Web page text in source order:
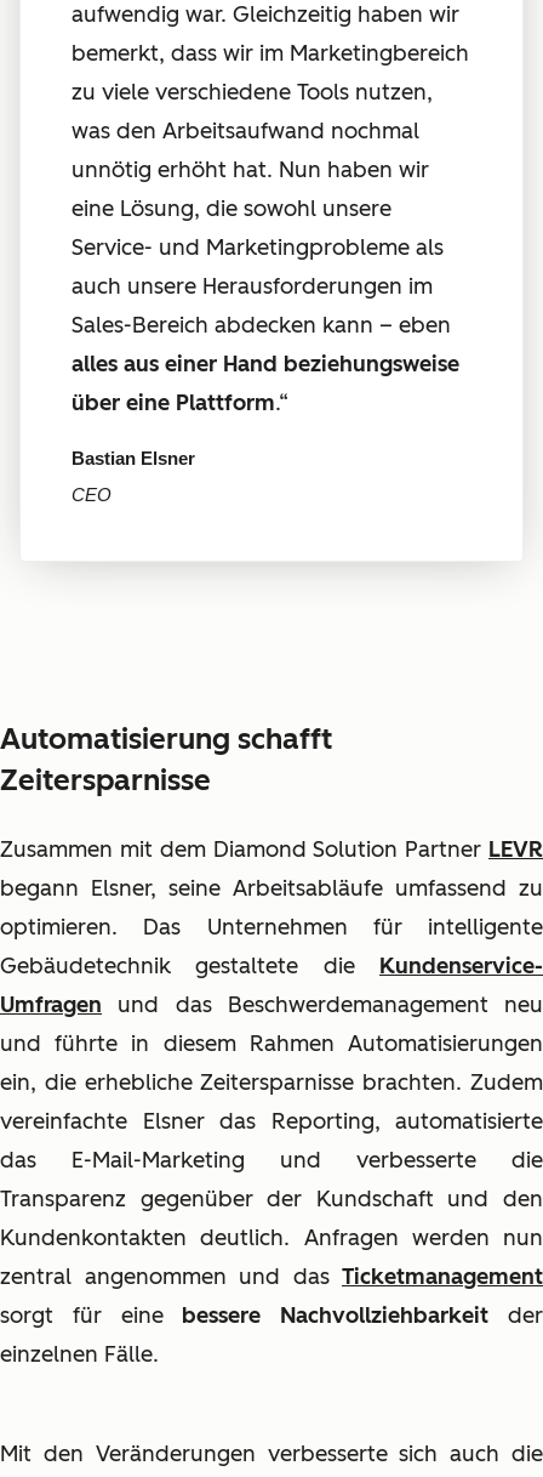
aufwendig war. Gleichzeitig haben wir
bemerkt, dass wir im Marketingbereich
zu viele verschiedene Tools nutzen,
was den Arbeitsaufwand nochmal
unnötig erhöht hat. Nun haben wir
eine Lösung, die sowohl unsere
Service- und Marketingprobleme als
auch unsere Herausforderungen im
Sales-Bereich abdecken kann – eben
alles aus einer Hand beziehungsweise
über eine Plattform.“
Bastian Elsner
CEO
Automatisierung schafft
Zeitersparnisse
Zusammen mit dem Diamond Solution Partner LEVR
begann Elsner, seine Arbeitsabläufe umfassend zu
optimieren. Das Unternehmen für intelligente
Gebäudetechnik gestaltete die Kundenservice-
Umfragen und das Beschwerdemanagement neu
und führte in diesem Rahmen Automatisierungen
ein, die erhebliche Zeitersparnisse brachten. Zudem
vereinfachte Elsner das Reporting, automatisierte
das E-Mail-Marketing und verbesserte die
Transparenz gegenüber der Kundschaft und den
Kundenkontakten deutlich. Anfragen werden nun
zentral angenommen und das Ticketmanagement
sorgt für eine bessere Nachvollziehbarkeit der
einzelnen Fälle.
Mit den Veränderungen verbesserte sich auch die